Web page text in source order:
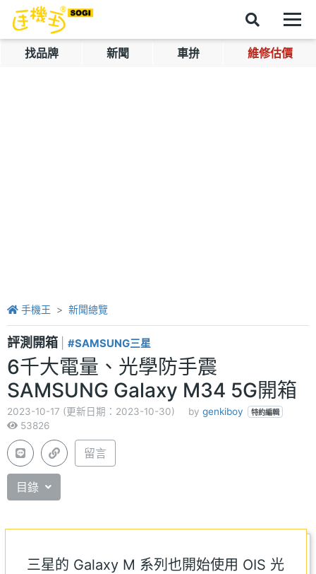
找品牌 新聞 車拚 維修估價
手機王 新聞總覽
評測開箱 #SAMSUNG三星
6千大電量、光學防手震
SAMSUNG Galaxy M34 5G開箱
2023-10-17 (更新日期：2023-10-30) by genkiboy 特約編輯
53826
留言
目錄
三星的 Galaxy M 系列也開始使用 OIS 光